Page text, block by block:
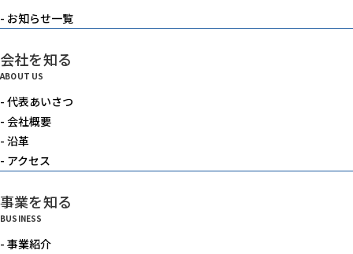
電動機器
送風機・集塵機・掃除機
水中ポンプ
- お知らせ一覧
会社を知る
ABOUT US
- 代表あいさつ
- 会社概要
- 沿革
- アクセス
事業を知る
BUSINESS
- 事業紹介